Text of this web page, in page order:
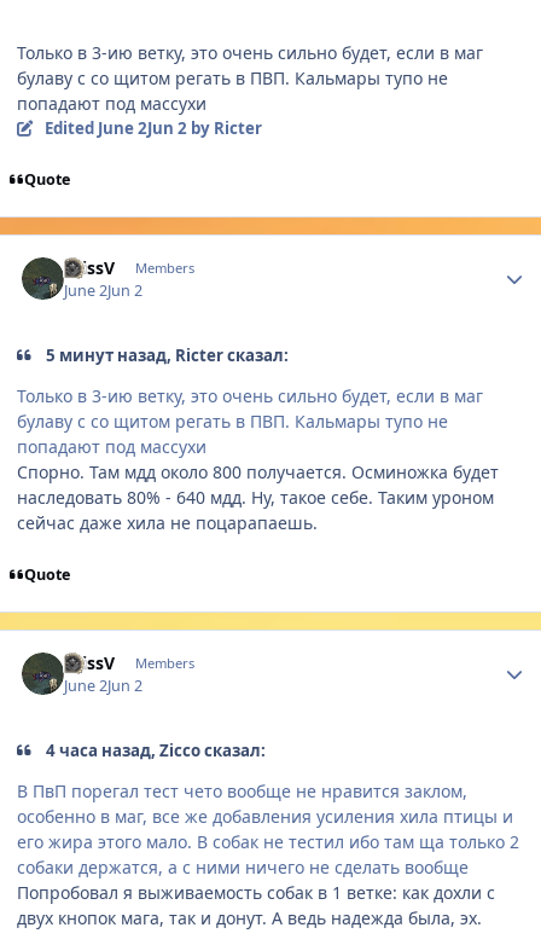
Только в 3-ию ветку, это очень сильно будет, если в маг
булаву с со щитом регать в ПВП. Кальмары тупо не
попадают под массухи
Edited June 2Jun 2by Ricter
Quote
KrissV Members
June 2Jun 2
5 минут назад, Ricter сказал:
Только в 3-ию ветку, это очень сильно будет, если в маг
булаву с со щитом регать в ПВП. Кальмары тупо не
попадают под массухи
Спорно. Там мдд около 800 получается. Осминожка будет
наследовать 80% - 640 мдд. Ну, такое себе. Таким уроном
сейчас даже хила не поцарапаешь.
Quote
KrissV Members
June 2Jun 2
4 часа назад, Zicco сказал:
В ПвП порегал тест чето вообще не нравится заклом,
особенно в маг, все же добавления усиления хила птицы и
его жира этого мало. В собак не тестил ибо там ща только 2
собаки держатся, а с ними ничего не сделать вообще
Попробовал я выживаемость собак в 1 ветке: как дохли с
двух кнопок мага, так и донут. А ведь надежда была, эх.